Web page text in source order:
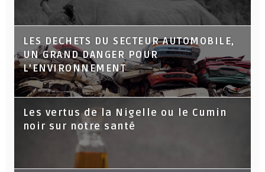
LES DECHETS DU SECTEUR AUTOMOBILE,
UN GRAND DANGER POUR
L’ENVIRONNEMENT
Les vertus de la Nigelle ou le Cumin
noir sur notre santé